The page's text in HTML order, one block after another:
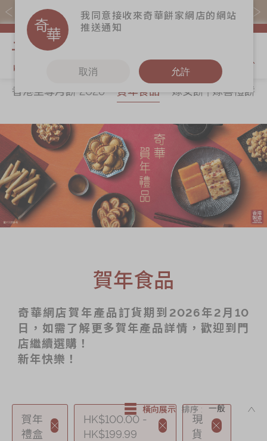
易賞錢會員憑推廣碼購買現貨產品可賺易賞錢($5=1分)
關於奇華
最新推廣
分店網絡
商務銷售
嫁喜須知
奇華網誌
奇華餅食
2026
賀年食品
嫁女餅 | 嫁喜禮
餅
手信禮品
節日時令食品
茗茶系列
奇華迪士尼禮盒
奇華LINE
更多
奇華工作坊
奇華茶室
聯絡奇華
加入奇華
EN 简体
香港至尊月餅 2026 賀年食品
嫁女餅 | 嫁喜禮餅
賀年食品
奇華網店賀年產品訂貨期到2026年2月10
日，如需了解更多賀年產品詳情，歡迎到門
店繼續選購！
新年快樂！
賀年
禮盒
HK$100.00 -
HK$199.99
現
貨
橫向展示 排序 :
我同意接收來奇華餅家網店的網站
推送通知
取消 允許